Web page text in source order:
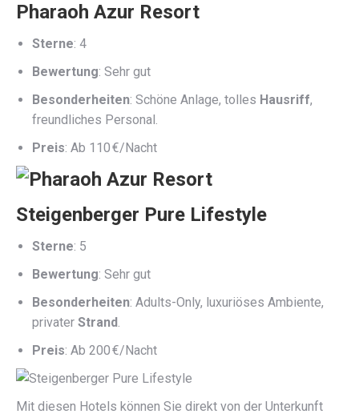
Pharaoh Azur Resort
Sterne: 4
Bewertung: Sehr gut
Besonderheiten: Schöne Anlage, tolles Hausriff,
freundliches Personal.
Preis: Ab 110 €/Nacht
Steigenberger Pure Lifestyle
Sterne: 5
Bewertung: Sehr gut
Besonderheiten: Adults-Only, luxuriöses Ambiente,
privater Strand.
Preis: Ab 200 €/Nacht
Mit diesen Hotels können Sie direkt von der Unterkunft